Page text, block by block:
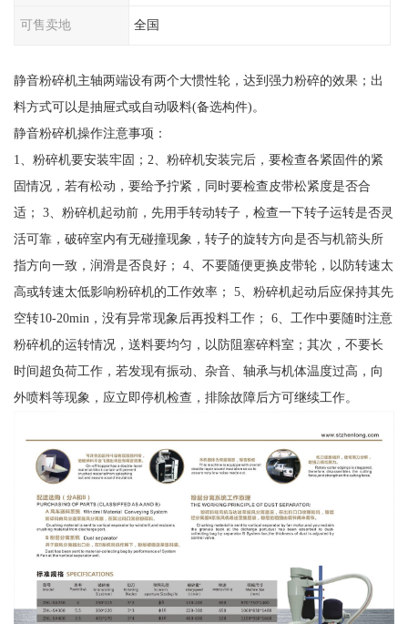
可售卖地 全国
静音粉碎机主轴两端设有两个大惯性轮，达到强力粉碎的效果；出
料方式可以是抽屉式或自动吸料(备选构件)。
静音粉碎机操作注意事项：
1、粉碎机要安装牢固；2、粉碎机安装完后，要检查各紧固件的紧
固情况，若有松动，要给予拧紧，同时要检查皮带松紧度是否合
适； 3、粉碎机起动前，先用手转动转子，检查一下转子运转是否灵
活可靠，破碎室内有无碰撞现象，转子的旋转方向是否与机箭头所
指方向一致，润滑是否良好； 4、不要随便更换皮带轮，以防转速太
高或转速太低影响粉碎机的工作效率； 5、粉碎机起动后应保持其先
空转10-20min，没有异常现象后再投料工作； 6、工作中要随时注意
粉碎机的运转情况，送料要均匀，以防阻塞碎料室；其次，不要长
时间超负荷工作，若发现有振动、杂音、轴承与机体温度过高，向
外喷料等现象，应立即停机检查，排除故障后方可继续工作。